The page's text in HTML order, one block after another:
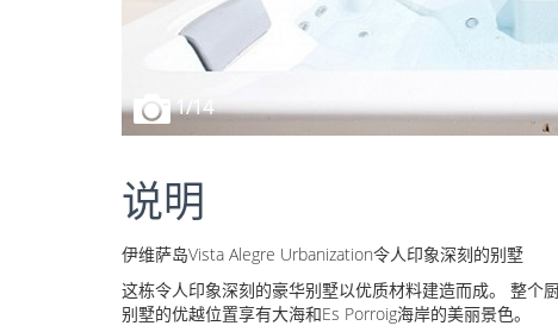
1/14
说明
伊维萨岛Vista Alegre Urbanization令人印象深刻的别墅
这栋令人印象深刻的豪华别墅以优质材料建造而成。 整个
别墅的优越位置享有大海和Es Porroig海岸的美丽景色。